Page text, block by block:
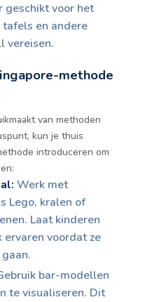
geschikt voor het
en andere
vereisen.
methode
van methoden
kun je thuis
introduceren om
Werk met
Lego, kralen of
Laat kinderen
ervaren voordat ze
bar-modellen
te visualiseren. Dit